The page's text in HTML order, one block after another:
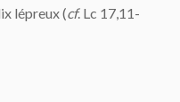
lépreux (cf. Lc 17,11-